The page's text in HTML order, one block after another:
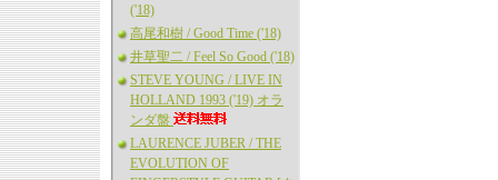
('18)
高尾和樹 / Good Time ('18)
井草聖二 / Feel So Good ('18)
STEVE YOUNG / LIVE IN
HOLLAND 1993 ('19) オラ
ンダ盤
LAURENCE JUBER / THE
EVOLUTION OF